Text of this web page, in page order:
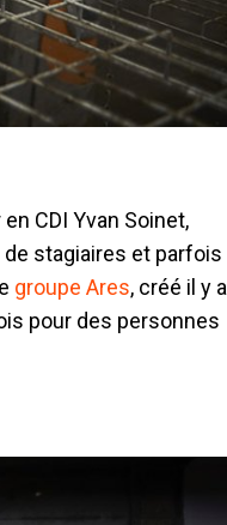
CDI Yvan Soinet,
stagiaires et parfois
groupe Ares, créé il y a
pour des personnes